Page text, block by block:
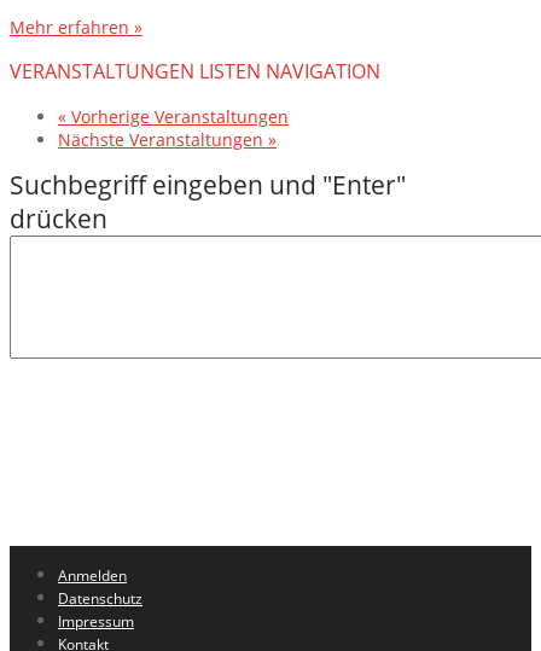
Mehr erfahren »
VERANSTALTUNGEN LISTEN NAVIGATION
« Vorherige Veranstaltungen
Nächste Veranstaltungen »
Anmelden
Datenschutz
Impressum
Kontakt